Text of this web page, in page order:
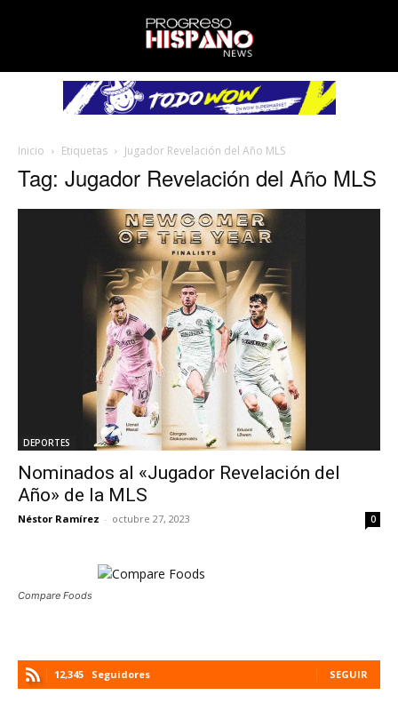
Inicio Etiquetas Jugador Revelación del Año MLS
Tag: Jugador Revelación del Año MLS
DEPORTES
Nominados al «Jugador Revelación del
Año» de la MLS
Néstor Ramírez - octubre 27, 2023 0
Compare Foods
12,345 Seguidores SEGUIR